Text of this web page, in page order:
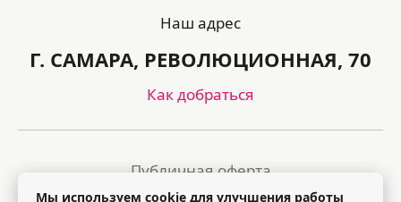
Наш адрес
Г. САМАРА, РЕВОЛЮЦИОННАЯ, 70
Как добраться
Публичная оферта
Мы используем cookie для улучшения работы